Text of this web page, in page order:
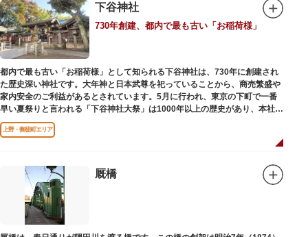
下谷神社
730年創建、都内で最も古い「お稲荷様」
都内で最も古い「お稲荷様」として知られる下谷神社は、730年に創建され
た歴史深い神社です。大年神と日本武尊を祀っていることから、商売繁盛や
家内安全のご利益があるとされています。5月に行われ、東京の下町で一番
早い夏祭りと言われる「下谷神社大祭」は1000年以上の歴史があり、本社神
輿の渡御を行う「本祭り」と、町会神輿の渡御だけの「陰祭り」が隔年に行
われています。
本殿には、日本を代表する画家 横山大観による「龍」の天井絵が掲げられて
「句碑」や、初代・三笑亭可楽の寄席が境内で初めて開かれたという「寄席
発祥之地」の石碑などの見どころも。
オリジナルの朱印帳の販売や、月や日によって限定の御朱印頒布も行ってい
上野・御徒町エリア
厩橋